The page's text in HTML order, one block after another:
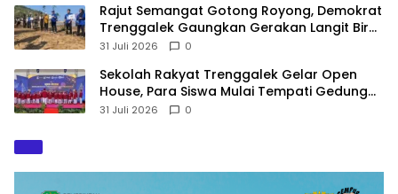
​Rajut Semangat Gotong Royong, Demokrat
Trenggalek Gaungkan Gerakan Langit Biru
di Pantai Konang
31 Juli 2026 0
Sekolah Rakyat Trenggalek Gelar Open
House, Para Siswa Mulai Tempati Gedung
Baru
31 Juli 2026 0